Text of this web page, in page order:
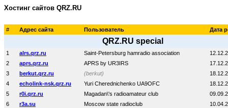
Хостинг сайтов QRZ.RU
# Адрес сайта Пользователь Дата
QRZ.RU special
1 alrs.qrz.ru Saint-Petersburg hamradio association
2
aprs.qrz.ru APRS by UR3IRS
3
berkut.qrz.ru (berkut)
4
echolink-nsk.qrz.ru Yuri Cherednichenko UA9OFC
5
r0i.qrz.ru Magadan\'s radioamateur club
6
r3a.su Moscow state radioclub